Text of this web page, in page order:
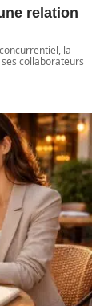
relation
la
collaborateurs